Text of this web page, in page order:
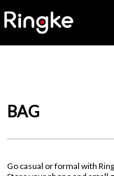
BAG
Go casual or formal with